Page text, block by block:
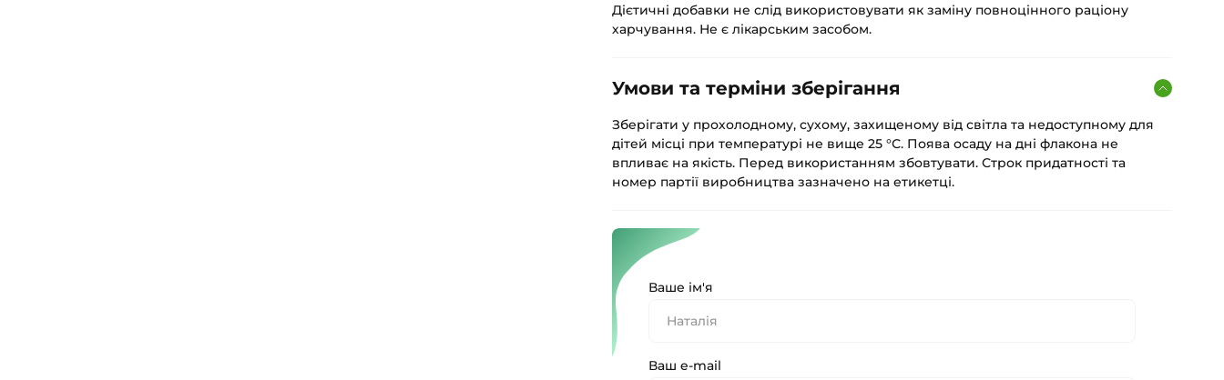
Дієтичні добавки не слід використовувати як заміну повноцінного раціону
харчування. Не є лікарським засобом.
Умови та терміни зберігання
Зберігати у прохолодному, сухому, захищеному від світла та недоступному для
дітей місці при температурі не вище 25 °С. Поява осаду на дні флакона не
впливає на якість. Перед використанням збовтувати. Строк придатності та
номер партії виробництва зазначено на етикетці.
Ваше ім'я
Ваш e-mail